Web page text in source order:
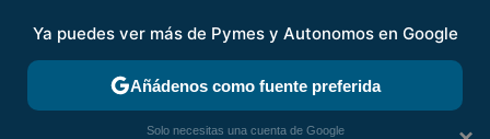
FISCALIDAD Y CONTABILIDAD KIT DIGITAL RENTA
Ya puedes ver más de Pymes y Autonomos en Google
Añádenos como fuente preferida
Solo necesitas una cuenta de Google